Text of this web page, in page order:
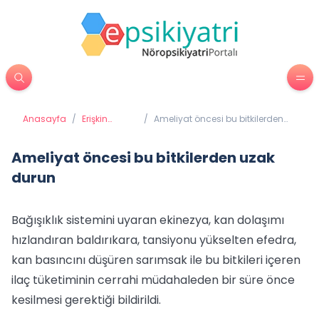
Anasayfa / Erişkin
/ Ameliyat öncesi bu bitkilerden
Ameliyat öncesi bu bitkilerden uzak
durun
Bağışıklık sistemini uyaran ekinezya, kan dolaşımı
hızlandıran baldırıkara, tansiyonu yükselten efedra,
kan basıncını düşüren sarımsak ile bu bitkileri içeren
ilaç tüketiminin cerrahi müdahaleden bir süre önce
kesilmesi gerektiği bildirildi.